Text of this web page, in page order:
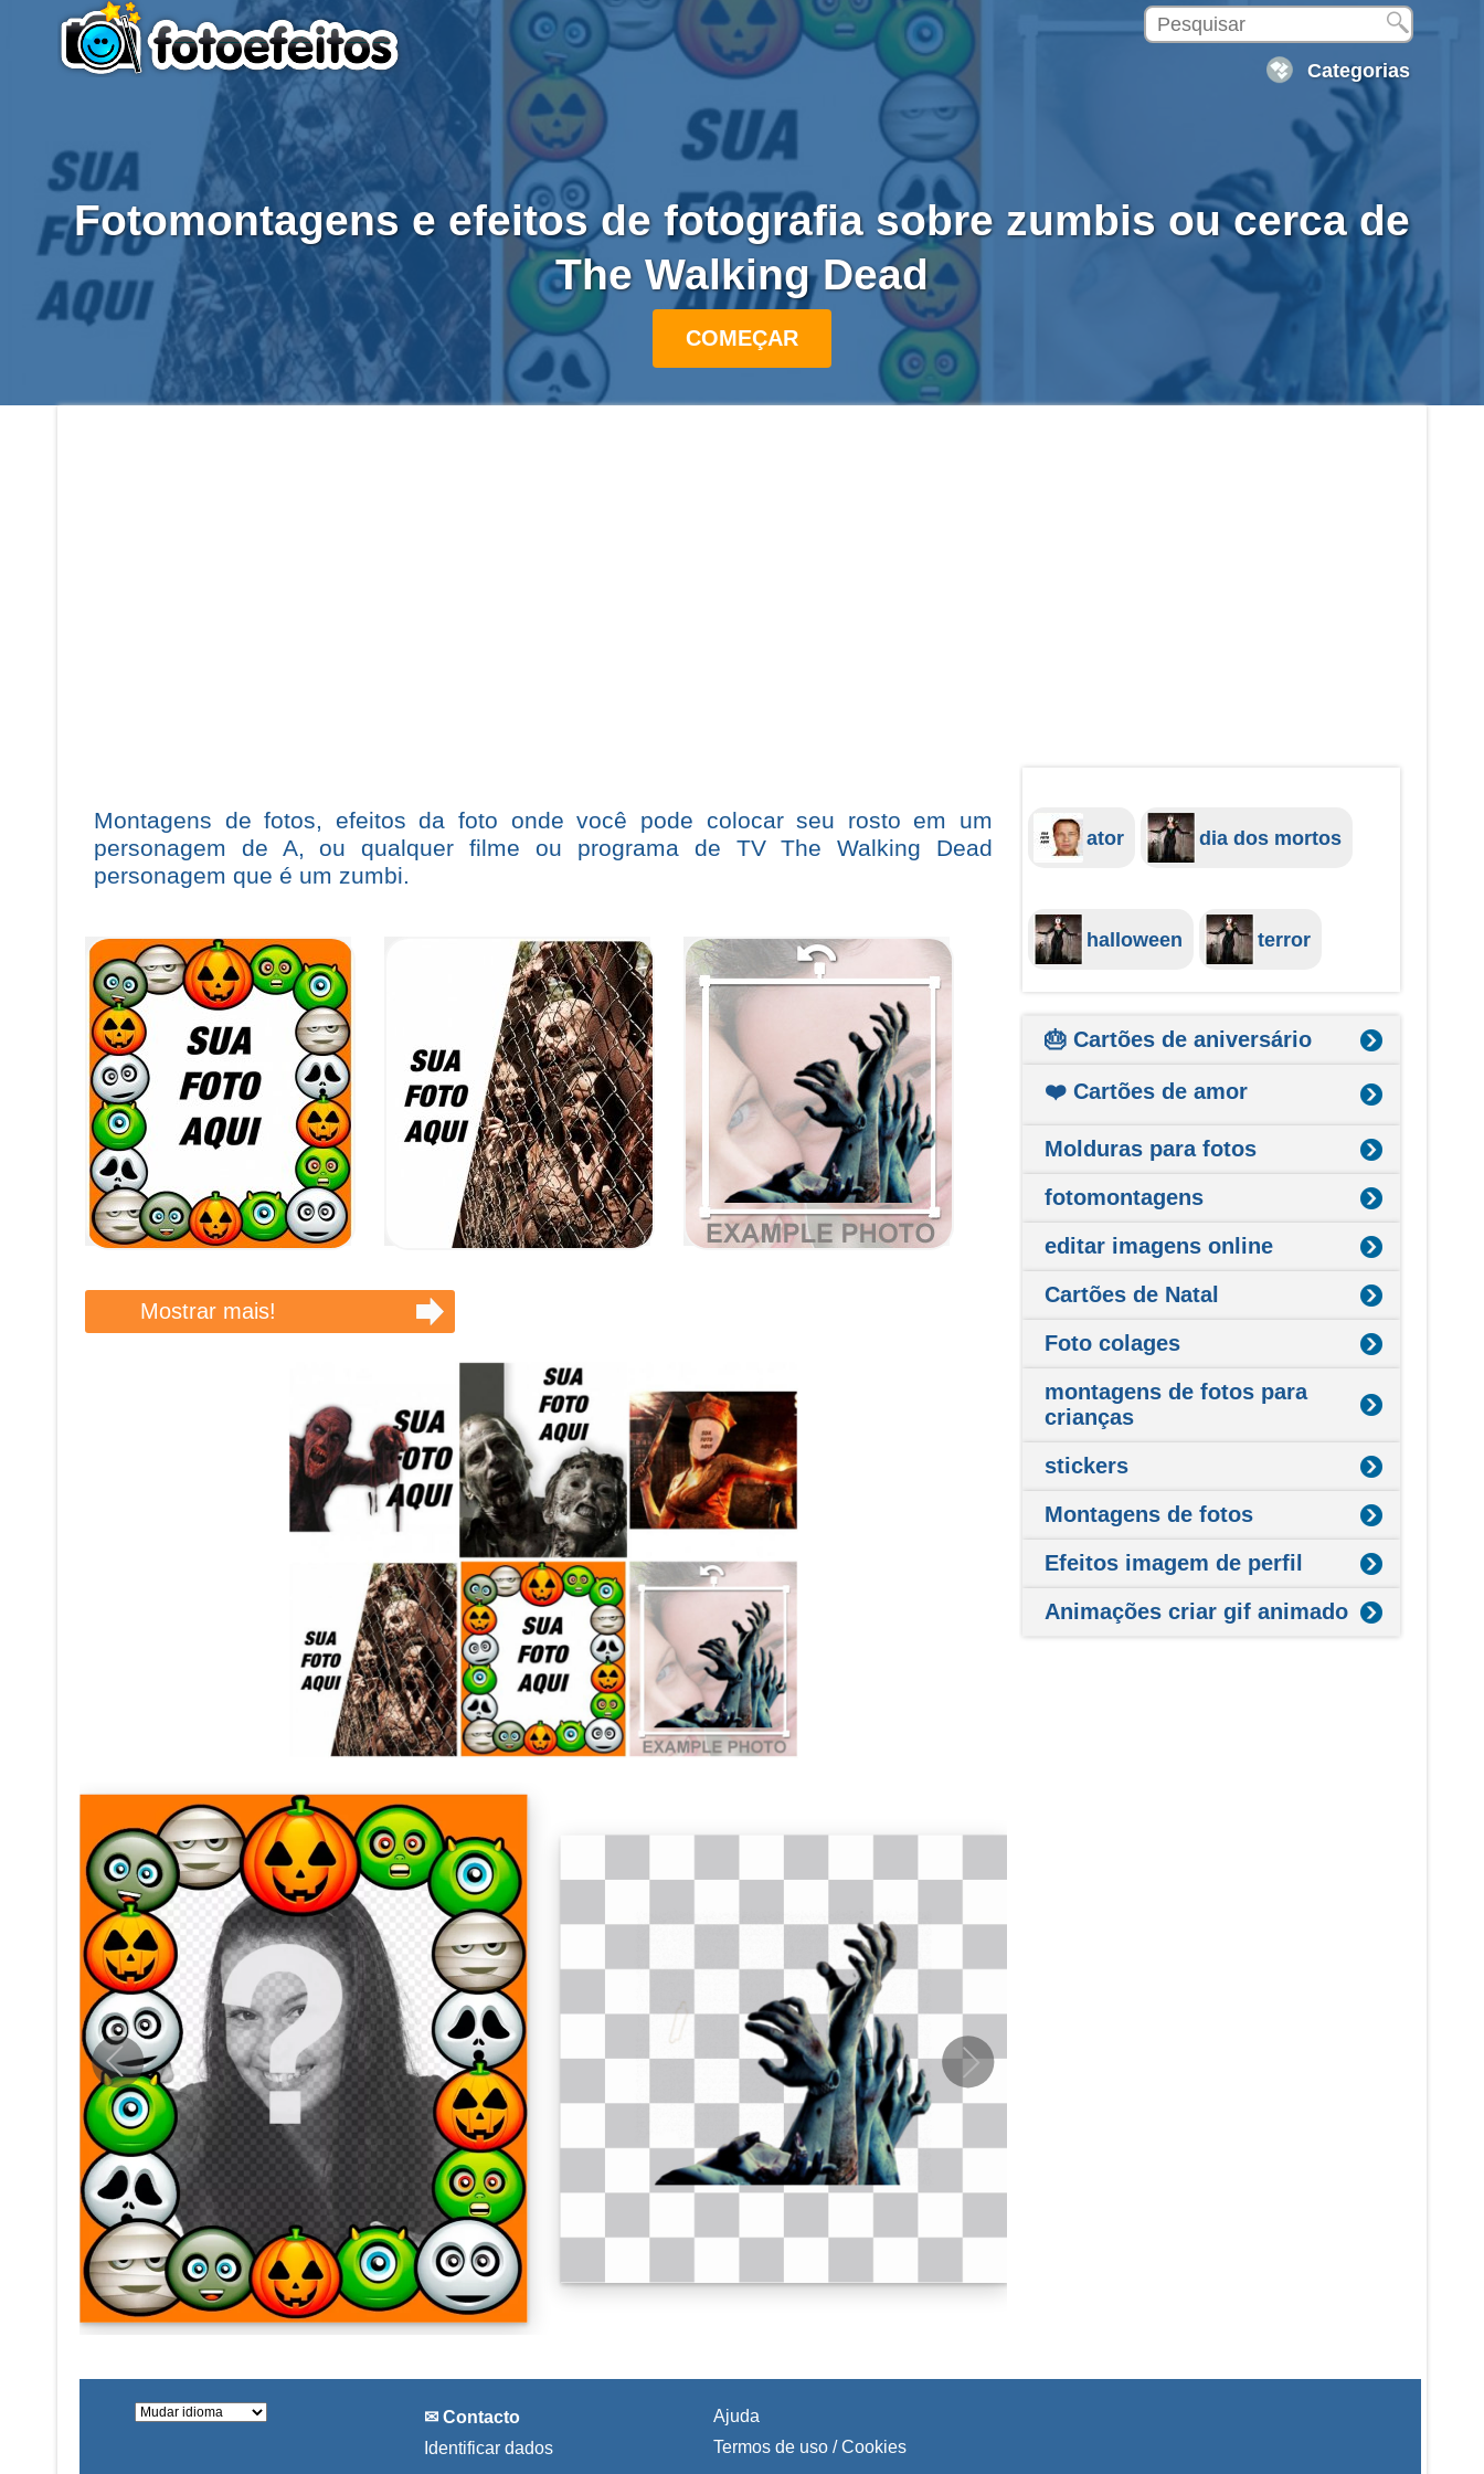
Categorias
Fotomontagens e efeitos de fotografia sobre zumbis ou cerca de
The Walking Dead
COMEÇAR
Montagens de fotos, efeitos da foto onde você pode colocar seu rosto em um
personagem de A, ou qualquer filme ou programa de TV The Walking Dead
personagem que é um zumbi.
Mostrar mais!
ator dia dos mortos
halloween terror
🎂 Cartões de aniversário
❤️ Cartões de amor
Molduras para fotos
fotomontagens
editar imagens online
Cartões de Natal
Foto colages
montagens de fotos para
crianças
stickers
Montagens de fotos
Efeitos imagem de perfil
Animações criar gif animado
✉ Contacto
Identificar dados
Ajuda
Termos de uso / Cookies